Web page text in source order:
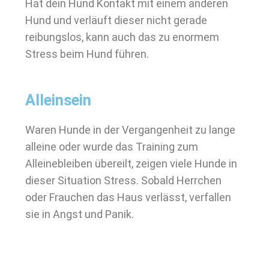
Hat dein Hund Kontakt mit einem anderen
Hund und verläuft dieser nicht gerade
reibungslos, kann auch das zu enormem
Stress beim Hund führen.
Alleinsein
Waren Hunde in der Vergangenheit zu lange
alleine oder wurde das Training zum
Alleinebleiben übereilt, zeigen viele Hunde in
dieser Situation Stress. Sobald Herrchen
oder Frauchen das Haus verlässt, verfallen
sie in Angst und Panik.